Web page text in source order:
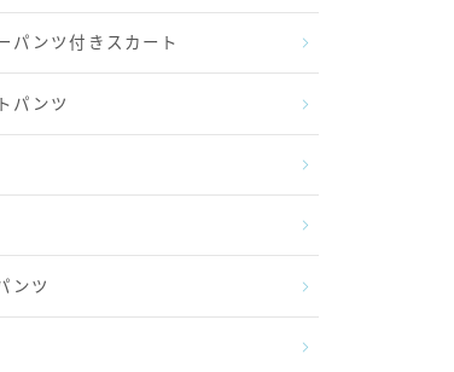
パンツ付きスカート
パンツ
ンツ